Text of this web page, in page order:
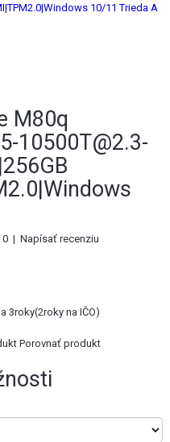
M80q
10500T@2.3-
0 | Napísať recenziu
3roky(2roky na IČO)
Porovnať produkt